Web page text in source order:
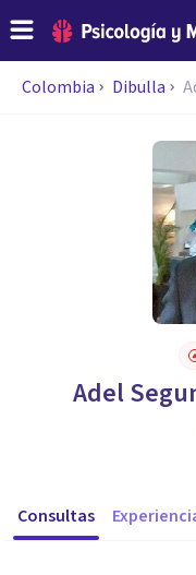
Colombia Dibulla
Adel
Consultas